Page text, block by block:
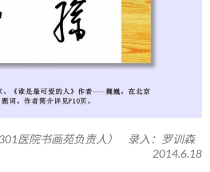
医院书画苑负责人） 录入：罗训森
2014.6.18